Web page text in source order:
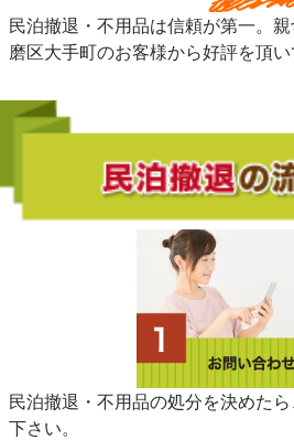
民泊撤退・不用品は信頼が第一。
磨区大手町のお客様から好評を頂い
民泊撤退・不用品の処分を決めた
下さい。